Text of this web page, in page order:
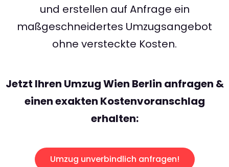
und erstellen auf Anfrage ein
maßgeschneidertes Umzugsangebot
ohne versteckte Kosten.
Jetzt Ihren Umzug Wien Berlin anfragen &
einen exakten Kostenvoranschlag
erhalten:
Umzug unverbindlich anfragen!